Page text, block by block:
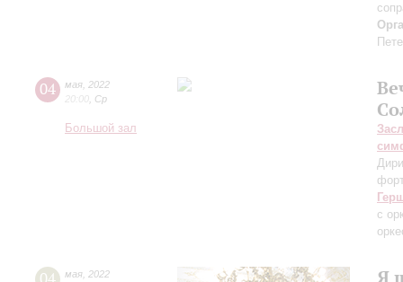
04 мая 2022
20:00 Ср
Большой зал
с
мая 2022 Я